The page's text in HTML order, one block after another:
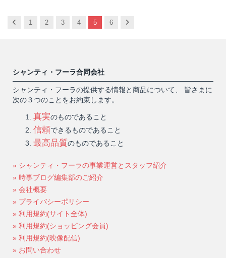
Previous
1 2 3 4 5 6 Next
シャンティ・フーラ合同会社
シャンティ・フーラの提供する情報と商品について、 皆さまに
次の３つのことをお約束します。
真実のものであること
信頼できるものであること
最高品質のものであること
» シャンティ・フーラの事業運営とスタッフ紹介
» 時事ブログ編集部のご紹介
» 会社概要
» プライバシーポリシー
» 利用規約(サイト全体)
» 利用規約(ショッピング会員)
» 利用規約(映像配信)
» お問い合わせ